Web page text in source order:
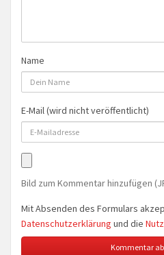
Name
E-Mail (wird nicht veröffentlicht)
Bild zum Kommentar hinzufügen
Mit Absenden des Formulars
Datenschutzerklärung und die